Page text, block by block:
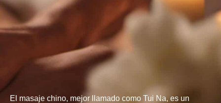
El masaje chino, mejor llamado como Tui Na, es un